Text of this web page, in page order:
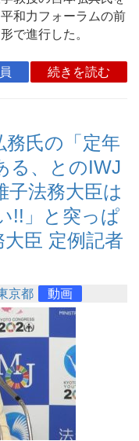
和力フォーラムの前
で進行した。
続きを読む
務氏の「定年
る、とのIWJ
子法務大臣は
!!」と突っぱ
臣 定例記者
京都 動画